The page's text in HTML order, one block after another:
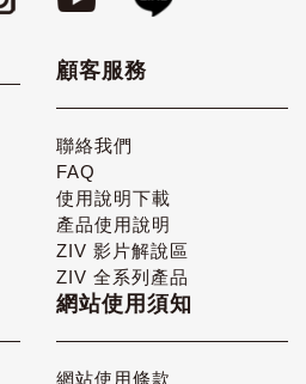
顧客服務
聯絡我們
FAQ
使用說明下載
產品使用說明
ZIV 影片解說區
ZIV 全系列產品
網站使用須知
網站使用條款